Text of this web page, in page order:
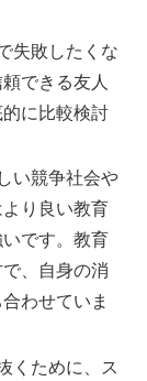
失敗したくな
できる友人
に比較検討
い競争社会や
り良い教育
です。教育
、自身の消
わせていま
くために、ス